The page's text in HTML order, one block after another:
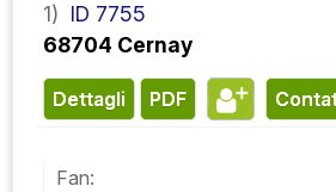
1) ID 7755
68704 Cernay
Dettagli PDF
Fan: